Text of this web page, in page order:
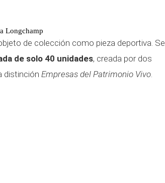
Longchamp
de colección como pieza deportiva. Se
de solo 40 unidades, creada por dos
distinción Empresas del Patrimonio Vivo.